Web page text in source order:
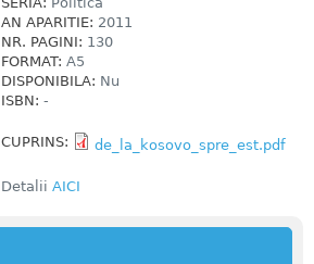
AN APARITIE: 2011
NR. PAGINI: 130
FORMAT: A5
DISPONIBILA: Nu
ISBN: -
CUPRINS: de_la_kosovo_spre_est.pdf
Detalii AICI